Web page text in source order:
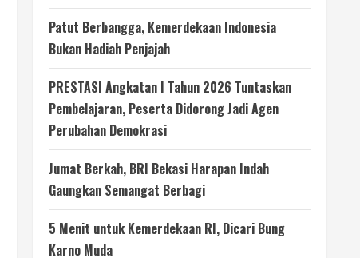
Patut Berbangga, Kemerdekaan Indonesia
Bukan Hadiah Penjajah
PRESTASI Angkatan I Tahun 2026 Tuntaskan
Pembelajaran, Peserta Didorong Jadi Agen
Perubahan Demokrasi
Jumat Berkah, BRI Bekasi Harapan Indah
Gaungkan Semangat Berbagi
5 Menit untuk Kemerdekaan RI, Dicari Bung
Karno Muda